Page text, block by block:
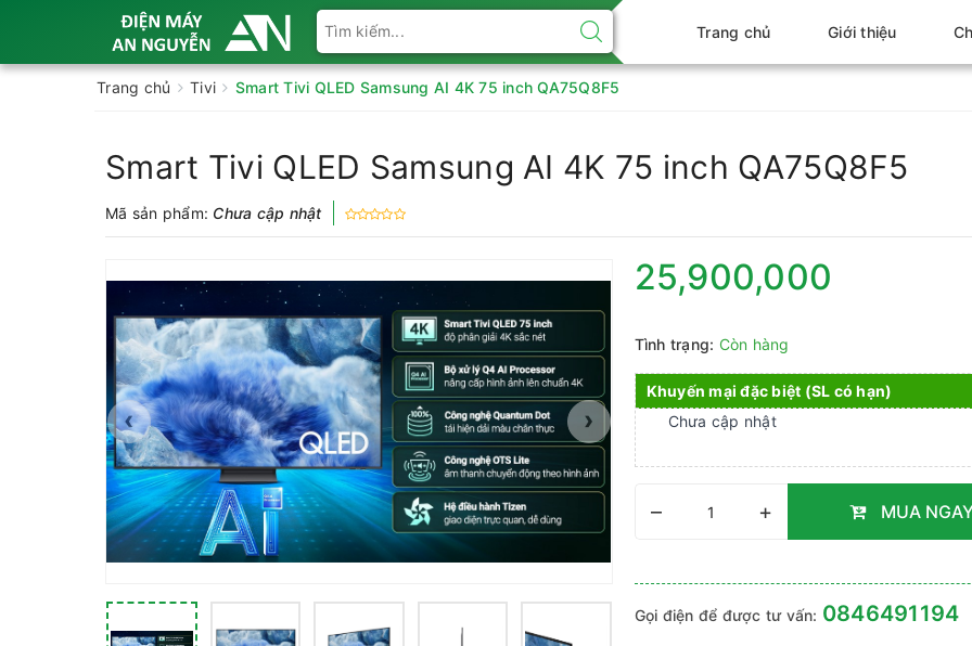
Trang chủ Giới thiệu
Trang chủ Tivi Smart Tivi QLED Samsung AI 4K 75 inch QA75Q8F5
Smart Tivi QLED Samsung AI 4K 75 inch QA75Q8F5
Mã sản phẩm: Chưa cập nhật
‹ ›
25,900,000
Tình trạng: Còn hàng
Khuyến mại đặc biệt (SL có hạn)
Chưa cập nhật
– + MUA
Gọi điện để được tư vấn: 0846491194